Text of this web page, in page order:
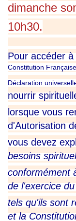
dimanche
10h30.
Pour accéder
Constitution
Déclaration
nourrir
lorsque vous
d'Autorisation
vous devez
besoins
conformément
de l'exercice
tels qu'ils sont
et la